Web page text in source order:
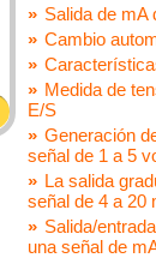
Salida de mA
Cambio
Medida de
E/S
Generación
señal de 1 a 5
La salida
señal de 4 a 20
Salida/
una señal de